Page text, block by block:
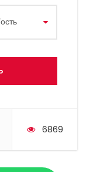
6869